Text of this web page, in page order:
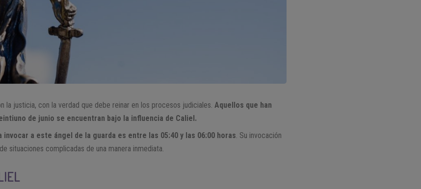
la justicia, con la verdad que debe reinar en los procesos judiciales.Aquellos que han
de junio se encuentran bajo la influencia de Caliel.
a este ángel de la guarda es entre las 05:40 y las 06:00 horas. Su invocación
situaciones complicadas de una manera inmediata.